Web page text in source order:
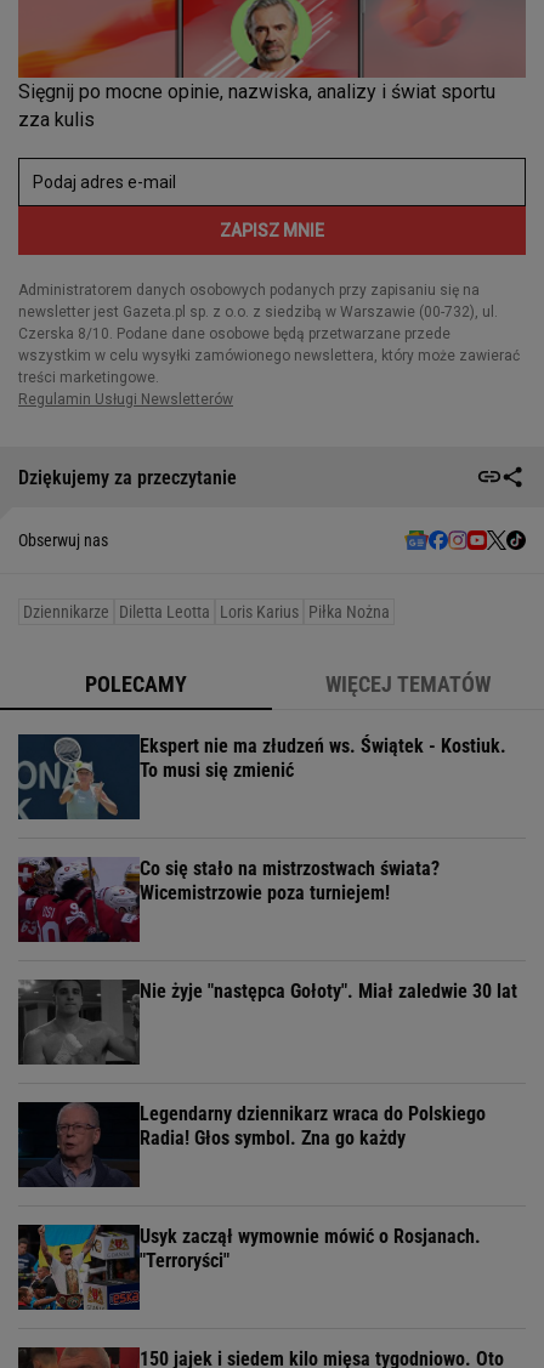
Dziękujemy za przeczytanie
Obserwuj nas
Dziennikarze Diletta Leotta Loris Karius Piłka Nożna
POLECAMY WIĘCEJ TEMATÓW
Ekspert nie ma złudzeń ws. Świątek - Kostiuk.
To musi się zmienić
Co się stało na mistrzostwach świata?
Wicemistrzowie poza turniejem!
Nie żyje "następca Gołoty". Miał zaledwie 30 lat
Legendarny dziennikarz wraca do Polskiego
Radia! Głos symbol. Zna go każdy
Usyk zaczął wymownie mówić o Rosjanach.
"Terroryści"
150 jajek i siedem kilo mięsa tygodniowo. Oto